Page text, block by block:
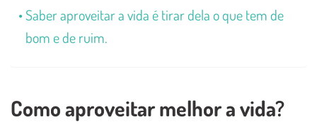
Saber aproveitar a vida é tirar dela o que tem de
bom e de ruim.
Como aproveitar melhor a vida?